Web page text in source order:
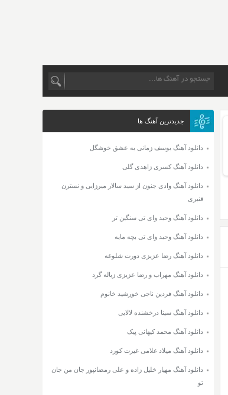
جدیدترین آهنگ ها
دانلود آهنگ یوسف زمانی یه عشق خوشگل
دانلود آهنگ کسری زاهدی گلی
دانلود آهنگ وادی جنون از سید سالار میرزایی و نسترن
قنبری
دانلود آهنگ وحید وای تی سنگین تر
دانلود آهنگ وحید وای تی بچه مایه
دانلود آهنگ رضا عزیزی دورت شلوغه
دانلود آهنگ مهراب و رضا عزیزی زباله گرد
دانلود آهنگ فردین ناجی خورشید خانوم
دانلود آهنگ سینا درخشنده لالایی
دانلود آهنگ محمد کیهانی پیک
دانلود آهنگ میلاد غلامی غیرت کورد
دانلود آهنگ مهیار خلیل زاده و علی رمضانپور جان من جان
تو